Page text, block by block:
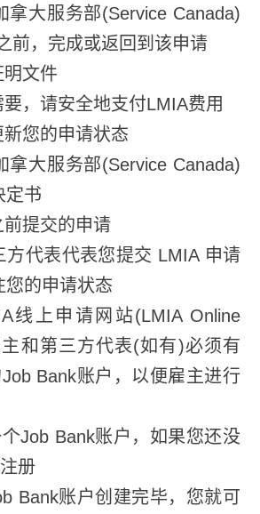
服务部(Service Canada)
前，完成或返回到该申请
文件
请安全地支付LMIA费用
的申请状态
服务部(Service Canada)
定书
交的申请
表代表您提交 LMIA 申请
您的申请状态
线上申请网站(LMIA Online
和第三方代表(如有)必须有
Bank账户，以便雇主进行
Job Bank账户，如果您还没
册
Bank账户创建完毕，您就可